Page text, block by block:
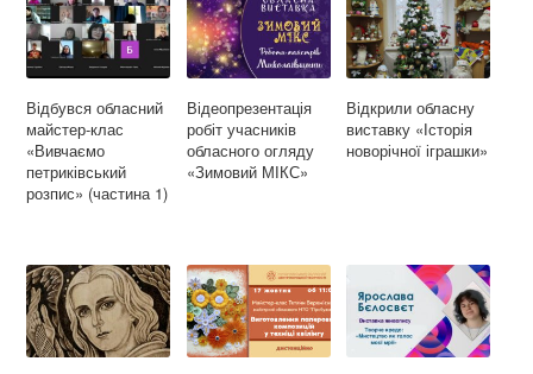
k
m
Відбувся обласний
майстер-клас
«Вивчаємо
петриківський
розпис» (частина 1)
Відеопрезентація
робіт учасників
обласного огляду
«Зимовий МІКС»
Відкрили обласну
виставку «Історія
новорічної іграшки»